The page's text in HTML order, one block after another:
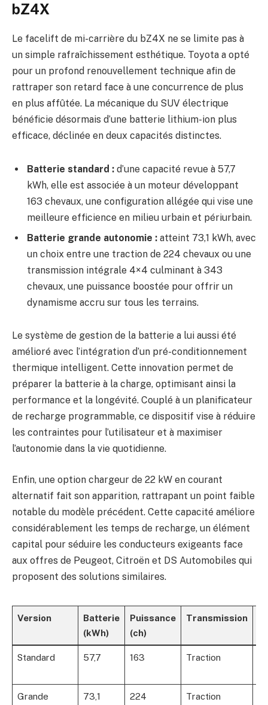
bZ4X
Le facelift de mi-carrière du bZ4X ne se limite pas à
un simple rafraîchissement esthétique. Toyota a opté
pour un profond renouvellement technique afin de
rattraper son retard face à une concurrence de plus
en plus affûtée. La mécanique du SUV électrique
bénéficie désormais d’une batterie lithium-ion plus
efficace, déclinée en deux capacités distinctes.
Batterie standard : d’une capacité revue à 57,7
kWh, elle est associée à un moteur développant
163 chevaux, une configuration allégée qui vise une
meilleure efficience en milieu urbain et périurbain.
Batterie grande autonomie : atteint 73,1 kWh, avec
un choix entre une traction de 224 chevaux ou une
transmission intégrale 4×4 culminant à 343
chevaux, une puissance boostée pour offrir un
dynamisme accru sur tous les terrains.
Le système de gestion de la batterie a lui aussi été
amélioré avec l’intégration d’un pré-conditionnement
thermique intelligent. Cette innovation permet de
préparer la batterie à la charge, optimisant ainsi la
performance et la longévité. Couplé à un planificateur
de recharge programmable, ce dispositif vise à réduire
les contraintes pour l’utilisateur et à maximiser
l’autonomie dans la vie quotidienne.
Enfin, une option chargeur de 22 kW en courant
alternatif fait son apparition, rattrapant un point faible
notable du modèle précédent. Cette capacité améliore
considérablement les temps de recharge, un élément
capital pour séduire les conducteurs exigeants face
aux offres de Peugeot, Citroën et DS Automobiles qui
proposent des solutions similaires.
Version
Batterie
(kWh)
Puissance
(ch)
Transmission
Standard 57,7 163 Traction
Grande
73,1 224 Traction